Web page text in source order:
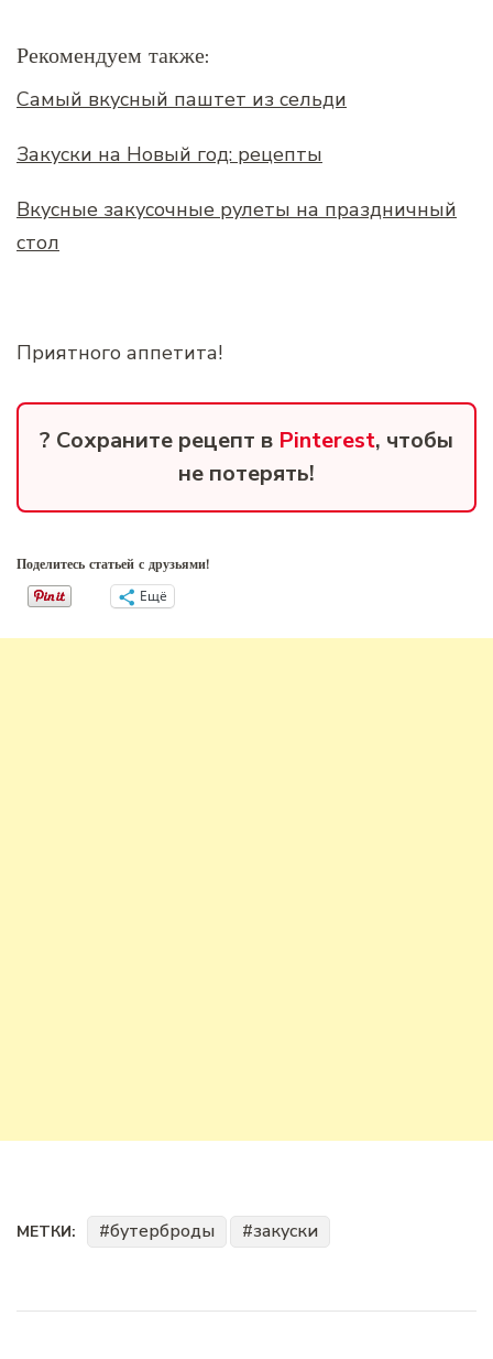
Рекомендуем также:
Самый вкусный паштет из сельди
Закуски на Новый год: рецепты
Вкусные закусочные рулеты на праздничный
стол
Приятного аппетита!
? Сохраните рецепт в Pinterest, чтобы
не потерять!
Поделитесь статьей с друзьями!
Ещё
МЕТКИ: бутерброды закуски